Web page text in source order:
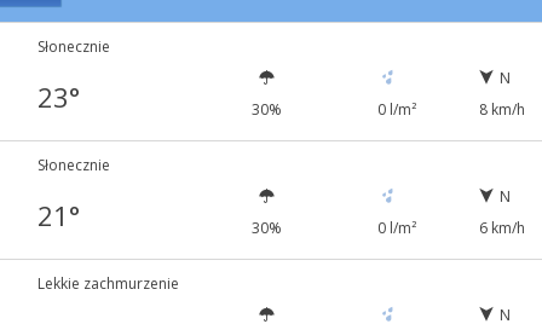
Słonecznie
23° 30% 0 l/m²
N
8 km/h
Słonecznie
21° 30% 0 l/m²
N
6 km/h
Lekkie zachmurzenie
N